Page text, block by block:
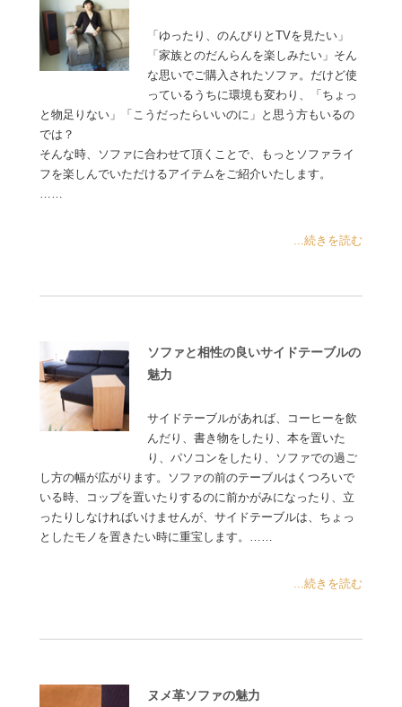
「ゆったり、のんびりとTVを見たい」
「家族とのだんらんを楽しみたい」そん
な思いでご購入されたソファ。だけど使
っているうちに環境も変わり、「ちょっ
と物足りない」「こうだったらいいのに」と思う方もいるの
では？
そんな時、ソファに合わせて頂くことで、もっとソファライ
フを楽しんでいただけるアイテムをご紹介いたします。
……
...続きを読む
ソファと相性の良いサイドテーブルの
魅力
サイドテーブルがあれば、コーヒーを飲
んだり、書き物をしたり、本を置いた
り、パソコンをしたり、ソファでの過ご
し方の幅が広がります。ソファの前のテーブルはくつろいで
いる時、コップを置いたりするのに前かがみになったり、立
ったりしなければいけませんが、サイドテーブルは、ちょっ
としたモノを置きたい時に重宝します。……
...続きを読む
ヌメ革ソファの魅力